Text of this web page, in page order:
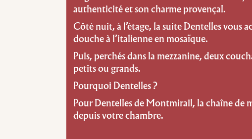
authenticité et son charme provençal.
Côté nuit, à l’étage, la suite Dentelles vous
douche à l’italienne en mosaïque.
Puis, perchés dans la mezzanine, deux
petits ou grands.
Pourquoi Dentelles ?
Pour Dentelles de Montmirail, la chaîne de
depuis votre chambre.